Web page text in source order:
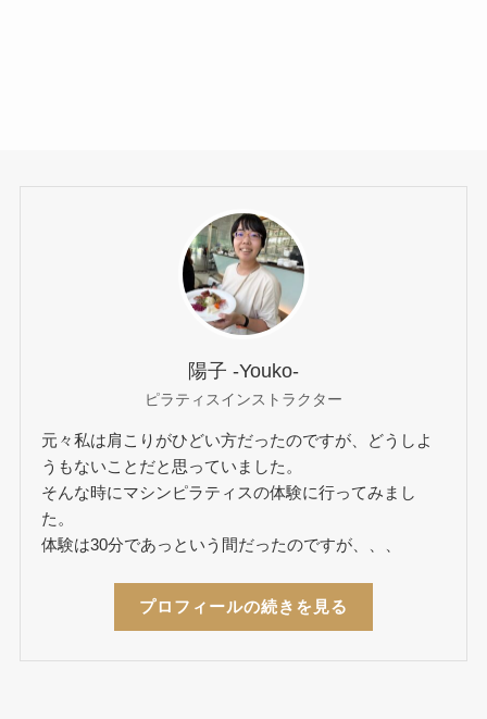
陽子 -Youko-
ピラティスインストラクター
元々私は肩こりがひどい方だったのですが、どうしよ
うもないことだと思っていました。
そんな時にマシンピラティスの体験に行ってみまし
た。
体験は30分であっという間だったのですが、、、
プロフィールの続きを見る